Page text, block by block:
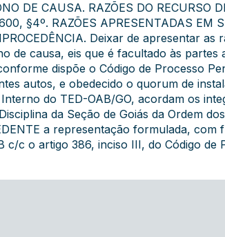
DE CAUSA. RAZÕES DO RECURSO
§4º. RAZÕES APRESENTADAS EM
Deixar de apresentar as
de causa, eis que é facultado às
dispõe o Código de Processo
autos, e obedecido o quorum de
do TED-OAB/GO, acordam os
da Seção de Goiás da Ordem
a representação formulada,
c/c o artigo 386, inciso III, do Código de